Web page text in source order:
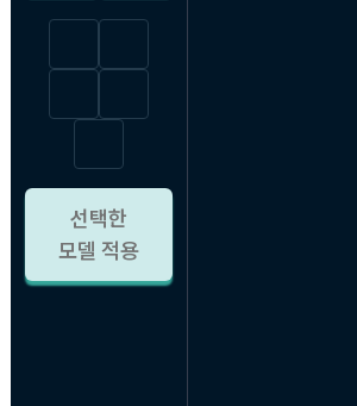
선택한
모델 적용